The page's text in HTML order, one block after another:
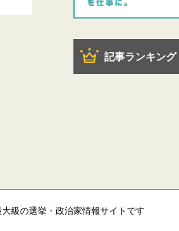
記事ランキング
級の選挙・政治家情報サイトです